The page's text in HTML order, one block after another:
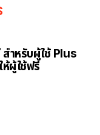
ำหรับผู้ใช้ Plus
ผู้ใช้ฟรี